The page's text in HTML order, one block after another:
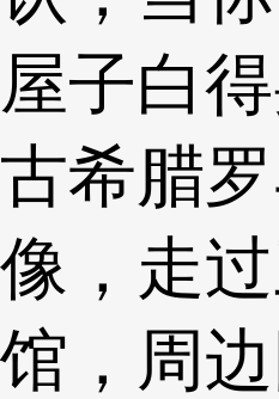
屋子白
古希腊
像，走
馆，周